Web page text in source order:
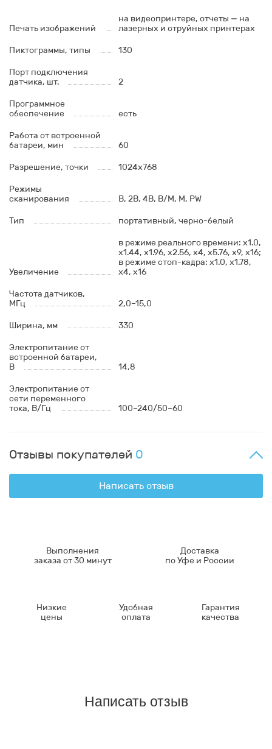
Печать изображений
на видеопринтере, отчеты — на
лазерных и струйных принтерах
Пиктограммы, типы 130
Порт подключения
датчика, шт.
2
Программное
обеспечение
есть
Работа от встроенной
батареи, мин
60
Разрешение, точки 1024х768
Режимы
сканирования
В, 2В, 4В, В/М, М, PW
Тип портативный, черно-белый
Увеличение
в режиме реального времени: х1.0,
х1.44, х1.96, х2.56, х4, х5.76, х9, х16;
в режиме стоп-кадра: х1.0, х1.78,
х4, х16
Частота датчиков,
МГц
2,0–15,0
Ширина, мм 330
Электропитание от
встроенной батареи,
В
14,8
Электропитание от
сети переменного
тока, В/Гц
100–240/50–60
Отзывы покупателей 0
Написать отзыв
Выполнения
заказа от 30 минут
Доставка
по Уфе и России
Низкие
цены
Удобная
оплата
Гарантия
качества
Написать отзыв